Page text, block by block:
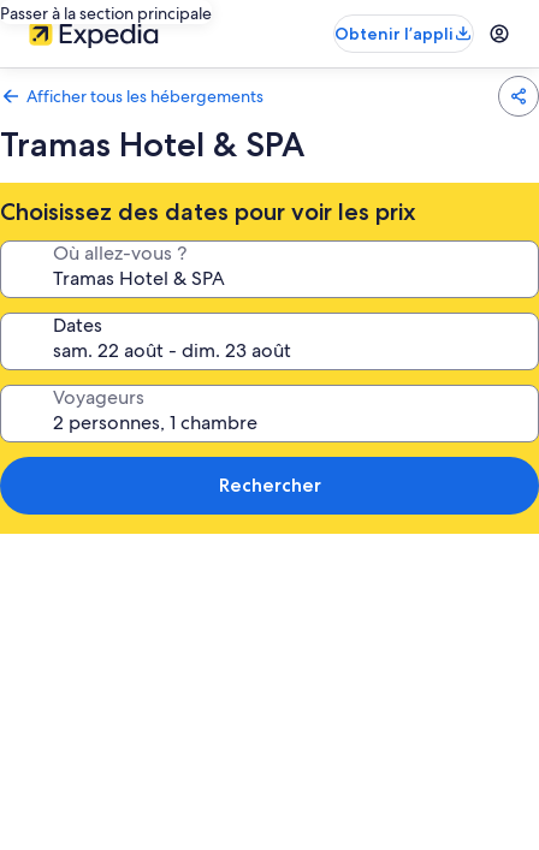
Passer à la section principale
Obtenir l’appli
Afficher tous les hébergements
Tramas Hotel & SPA
Choisissez des dates pour voir les prix
Où allez-vous ?
Dates
Voyageurs
Rechercher